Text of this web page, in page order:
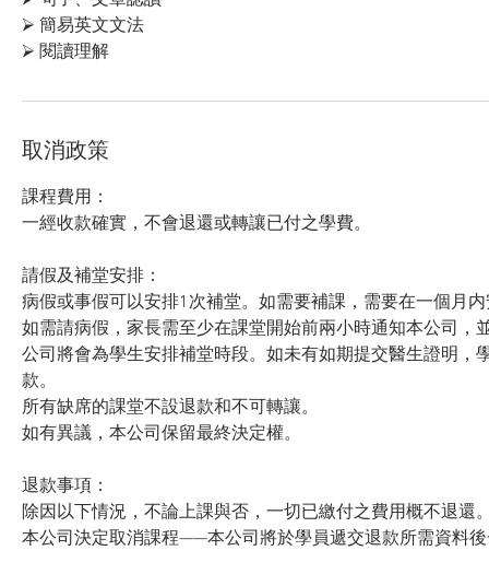
⮚ 簡易英文文法
⮚ 閱讀理解
取消政策
課程費用：
一經收款確實，不會退還或轉讓已付之學費。
請假及補堂安排：
病假或事假可以安排1次補堂。如需要補課，需要在一個月
如需請病假，家長需至少在課堂開始前兩小時通知本公司，
公司將會為學生安排補堂時段。如未有如期提交醫生證明，
款。
所有缺席的課堂不設退款和不可轉讓。
如有異議，本公司保留最終決定權。
退款事項：
除因以下情況，不論上課與否，一切已繳付之費用概不退還
本公司決定取消課程——本公司將於學員遞交退款所需資料